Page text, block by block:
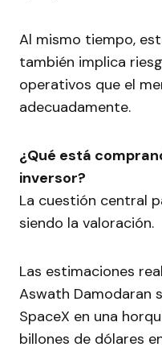
Al mismo tiempo,
también implica
operativos que el
adecuadamente.
¿Qué está
inversor?
La cuestión central
siendo la valoración.
Las estimaciones
Aswath Damodaran
SpaceX en una
billones de dólares